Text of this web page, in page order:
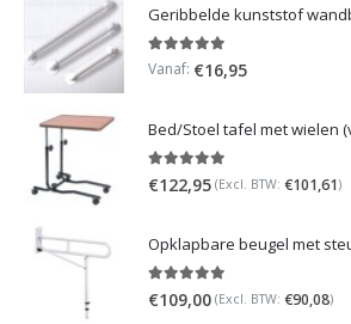
Geribbelde kunststof
5.00out of 5
Vanaf: €16,95
Bed/Stoel tafel met wielen
5.00out of 5
€122,95 (Excl. BTW: €101,61)
Opklapbare beugel met
5.00out of 5
€109,00 (Excl. BTW: €90,08)